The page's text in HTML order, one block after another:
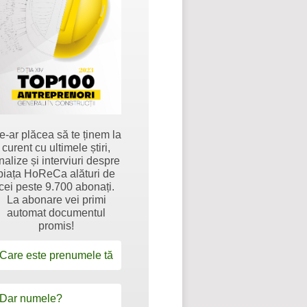
ar plăcea să te ținem la
curent cu ultimele știri,
și interviuri despre
HoReCa alături de
peste 9.700 abonați.
La abonare vei primi
automat documentul
promis!